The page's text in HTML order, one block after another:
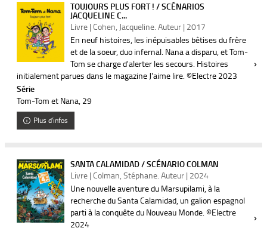
TOUJOURS PLUS FORT ! / SCÉNARIOS
JACQUELINE C...
Livre | Cohen, Jacqueline. Auteur | 2017
En neuf histoires, les inépuisables bêtises du frère
et de la soeur, duo infernal. Nana a disparu, et Tom-
Tom se charge d'alerter les secours. Histoires
initialement parues dans le magazine J'aime lire. ©Electre 2023
Série
Tom-Tom et Nana, 29
Plus d'infos
SANTA CALAMIDAD / SCÉNARIO COLMAN
Livre | Colman, Stéphane. Auteur | 2024
Une nouvelle aventure du Marsupilami, à la
recherche du Santa Calamidad, un galion espagnol
parti à la conquête du Nouveau Monde. ©Electre
2024